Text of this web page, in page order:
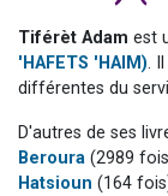
Tiférèt Adam est
'HAFETS 'HAIM).
différentes du
D'autres de ses
Beroura (2989
Hatsioun (164